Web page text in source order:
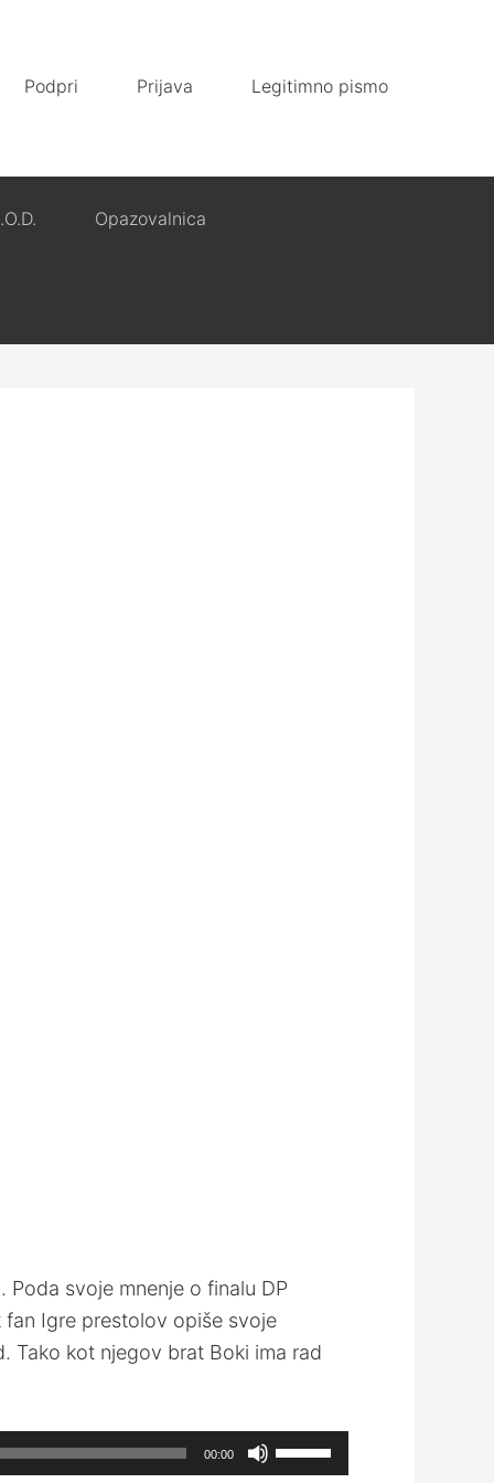
Podpri Prijava Legitimno pismo
Opazovalnica
Poda svoje mnenje o finalu DP
Igre prestolov opiše svoje
Tako kot njegov brat Boki ima rad
00:00
Use
Up/Down